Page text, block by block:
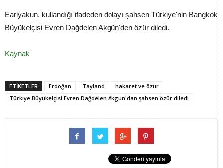
Eariyakun, kullandığı ifadeden dolayı şahsen Türkiye'nin Bangkok
Büyükelçisi Evren Dağdelen Akgün'den özür diledi.
Kaynak
ETİKETLER Erdoğan Tayland
hakaret ve özür
Türkiye Büyükelçisi Evren Dağdelen Akgun'dan şahsen özür diledi